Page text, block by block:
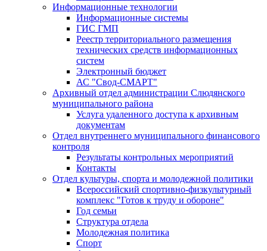
Информационные технологии
Информационные системы
ГИС ГМП
Реестр территориального размещения
технических средств информационных
систем
Электронный бюджет
АС "Свод-СМАРТ"
Архивный отдел администрации Слюдянского
муниципального района
Услуга удаленного доступа к архивным
документам
Отдел внутреннего муниципального финансового
контроля
Результаты контрольных мероприятий
Контакты
Отдел культуры, спорта и молодежной политики
Всероссийский спортивно-физкультурный
комплекс "Готов к труду и обороне"
Год семьи
Структура отдела
Молодежная политика
Спорт